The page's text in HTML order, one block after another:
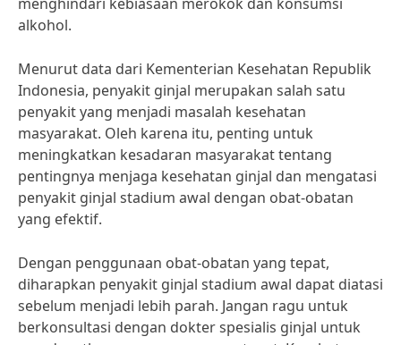
alkohol.
Menurut data dari Kementerian Kesehatan Republik
Indonesia, penyakit ginjal merupakan salah satu
penyakit yang menjadi masalah kesehatan
masyarakat. Oleh karena itu, penting untuk
meningkatkan kesadaran masyarakat tentang
pentingnya menjaga kesehatan ginjal dan mengatasi
penyakit ginjal stadium awal dengan obat-obatan
yang efektif.
Dengan penggunaan obat-obatan yang tepat,
diharapkan penyakit ginjal stadium awal dapat diatasi
sebelum menjadi lebih parah. Jangan ragu untuk
berkonsultasi dengan dokter spesialis ginjal untuk